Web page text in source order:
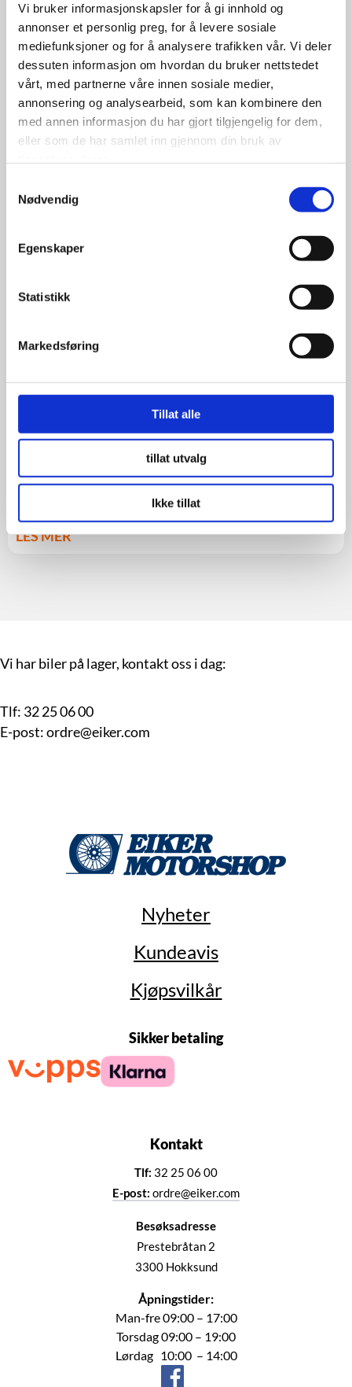
Vi bruker informasjonskapsler for å gi innhold og
annonser et personlig preg, for å levere sosiale
mediefunksjoner og for å analysere trafikken vår. Vi deler
dessuten informasjon om hvordan du bruker nettstedet
vårt, med partnerne våre innen sosiale medier,
annonsering og analysearbeid, som kan kombinere den
med annen informasjon du har gjort tilgjengelig for dem,
eller som de har samlet inn gjennom din bruk av
Nødvendig
Egenskaper
Statistikk
Markedsføring
Tillat alle
tillat utvalg
Ikke tillat
LES MER
D-TRUCK VAN
Lukket varebilmoped, låsbar.
LES MER
Vi har biler på lager, kontakt oss i dag:
Tlf: 32 25 06 00
E-post: ordre@eiker.com
Nyheter
Kundeavis
Kjøpsvilkår
Sikker betaling
Kontakt
Tlf: 32 25 06 00
E-post: ordre@eiker.com
Besøksadresse
Prestebråtan 2
3300 Hokksund
Åpningstider:
Man-fre 09:00 – 17:00
Torsdag 09:00 – 19:00
Lørdag 10:00 – 14:00